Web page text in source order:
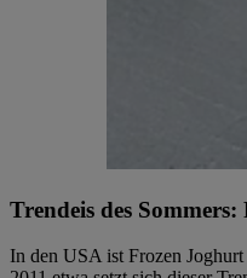
Trendeis des
In den USA ist Frozen